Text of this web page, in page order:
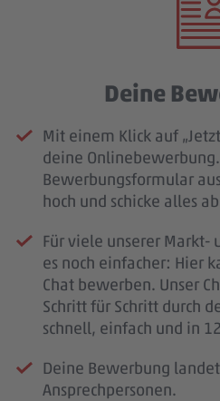
Deine
Mit einem Klick auf
deine
Bewerbungsformular
hoch und schicke alles
Für viele unserer Markt-
es noch einfacher: Hier
Chat bewerben. Unser
Schritt für Schritt durch
schnell, einfach und in
Deine Bewerbung
Ansprechpersonen.